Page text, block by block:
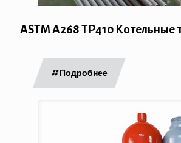
ASTM A268 TP410 Котельные
Подробнее